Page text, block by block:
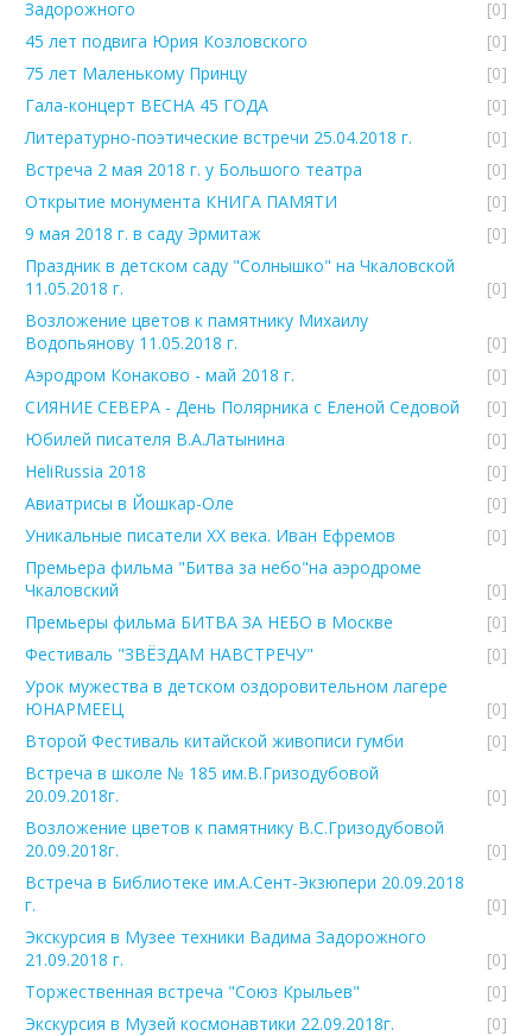
Задорожного
[0]
45 лет подвига Юрия Козловского
[0]
75 лет Маленькому Принцу
[0]
Гала-концерт ВЕСНА 45 ГОДА
[0]
Литературно-поэтические встречи 25.04.2018 г.
[0]
Встреча 2 мая 2018 г. у Большого театра
[0]
Открытие монумента КНИГА ПАМЯТИ
[0]
9 мая 2018 г. в саду Эрмитаж
[0]
Праздник в детском саду "Солнышко" на Чкаловской
11.05.2018 г.
[0]
Возложение цветов к памятнику Михаилу
Водопьянову 11.05.2018 г.
[0]
Аэродром Конаково - май 2018 г.
[0]
СИЯНИЕ СЕВЕРА - День Полярника с Еленой Седовой
[0]
Юбилей писателя В.А.Латынина
[0]
HeliRussia 2018
[0]
Авиатрисы в Йошкар-Оле
[0]
Уникальные писатели ХХ века. Иван Ефремов
[0]
Премьера фильма "Битва за небо"на аэродроме
Чкаловский
[0]
Премьеры фильма БИТВА ЗА НЕБО в Москве
[0]
Фестиваль "ЗВЁЗДАМ НАВСТРЕЧУ"
[0]
Урок мужества в детском оздоровительном лагере
ЮНАРМЕЕЦ
[0]
Второй Фестиваль китайской живописи гумби
[0]
Встреча в школе № 185 им.В.Гризодубовой
20.09.2018г.
[0]
Возложение цветов к памятнику В.С.Гризодубовой
20.09.2018г.
[0]
Встреча в Библиотеке им.А.Сент-Экзюпери 20.09.2018
г.
[0]
Экскурсия в Музее техники Вадима Задорожного
21.09.2018 г.
[0]
Торжественная встреча "Союз Крыльев"
[0]
Экскурсия в Музей космонавтики 22.09.2018г.
[0]